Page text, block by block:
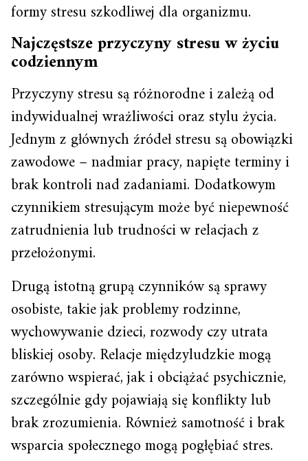
formy stresu szkodliwej dla organizmu.
Najczęstsze przyczyny stresu w życiu
codziennym
Przyczyny stresu są różnorodne i zależą od
indywidualnej wrażliwości oraz stylu życia.
Jednym z głównych źródeł stresu są obowiązki
zawodowe – nadmiar pracy, napięte terminy i
brak kontroli nad zadaniami. Dodatkowym
czynnikiem stresującym może być niepewność
zatrudnienia lub trudności w relacjach z
przełożonymi.
Drugą istotną grupą czynników są sprawy
osobiste, takie jak problemy rodzinne,
wychowywanie dzieci, rozwody czy utrata
bliskiej osoby. Relacje międzyludzkie mogą
zarówno wspierać, jak i obciążać psychicznie,
szczególnie gdy pojawiają się konflikty lub
brak zrozumienia. Również samotność i brak
wsparcia społecznego mogą pogłębiać stres.